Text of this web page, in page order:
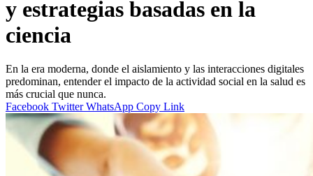
y estrategias basadas en la
ciencia
En la era moderna, donde el aislamiento y las interacciones digitales
predominan, entender el impacto de la actividad social en la salud es
más crucial que nunca.
Facebook Twitter WhatsApp Copy Link